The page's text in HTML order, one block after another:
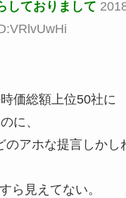
しておりまして
価総額上位50社に
に、
のアホな提言しかし
ら見えてない。